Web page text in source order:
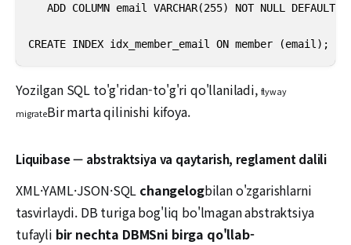
ADD COLUMN email VARCHAR(255) NOT NULL DEFAULT
CREATE INDEX idx_member_email ON member (email);
Yozilgan SQL to'g'ridan-to'g'ri qo'llaniladi, flyway
migrateBir marta qilinishi kifoya.
Liquibase — abstraktsiya va qaytarish, reglament dalili
XML·YAML·JSON·SQL changelogbilan o'zgarishlarni
tasvirlaydi. DB turiga bog'liq bo'lmagan abstraktsiya
tufayli bir nechta DBMSni birga qo'llab-